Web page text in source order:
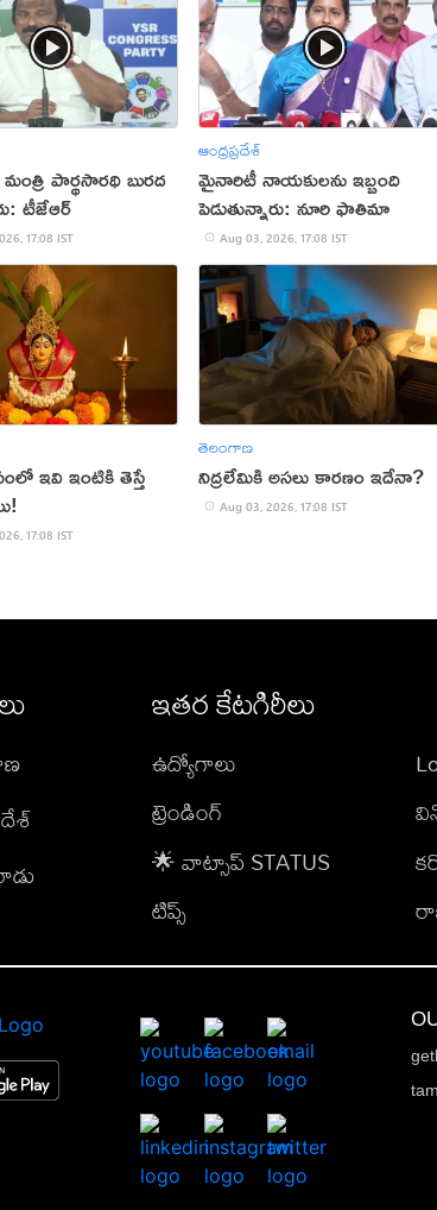
పార్థసారథి బురద
టీజేఆర్
17:08 IST
ఆంధ్రప్రదేశ్
మైనారిటీ నాయకులను ఇబ్బంది
పెడుతున్నారు: నూరి ఫాతిమా
Aug 03, 2026, 17:08 IST
ఇవి ఇంటికి తెస్తే
17:08 IST
తెలంగాణ
నిద్రలేమికి అసలు కారణం ఇదేనా?
Aug 03, 2026, 17:08 IST
ఇతర కేటగిరీలు
ఉద్యోగాలు
ట్రెండింగ్
🌟 వాట్సాప్ STATUS
టిప్స్